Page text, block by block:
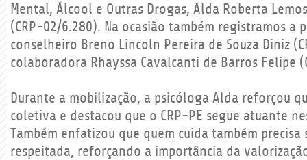
Mental, Álcool e Outras Drogas, Alda Roberta
(CRP-02/6.280). Na ocasião também registramos a
conselheiro Breno Lincoln Pereira de Souza Diniz
colaboradora Rhayssa Cavalcanti de Barros Felipe
Durante a mobilização, a psicóloga Alda reforçou
coletiva e destacou que o CRP-PE segue atuante
Também enfatizou que quem cuida também precisa
respeitada, reforçando a importância da